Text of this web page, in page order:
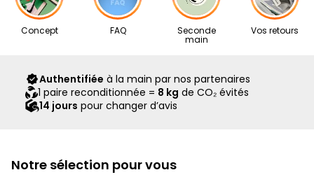
Nos articles proviennent exclusivement de notre réseau de
revendeurs partenaires, sélectionnés avec soin pour leur
scellé Second Step attestant qu’ils ont été contrôlés et
expédiés par notre équipe.
Concept FAQ Seconde
main
Vos retours
Authentifiée à la main par nos partenaires
1 paire reconditionnée = 8 kg de CO₂ évités
14 jours pour changer d’avis
Notre sélection pour vous